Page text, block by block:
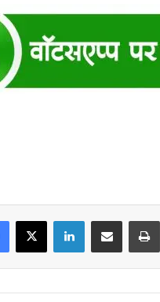
Facebook
X LinkedInShare via Email